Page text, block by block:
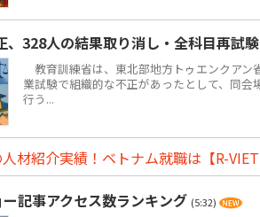
、328人の結果取り消し・全科目再試
教育訓練省は、東北部地方トゥエンクアン
業試験で組織的な不正があったとして、同
行う...
材紹介実績！ベトナム就職は【R-
記事アクセス数ランキング (5:32)